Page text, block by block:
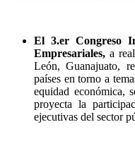
El 3.er Congreso
Empresariales, a
León, Guanajuato,
países en torno a
equidad económica,
proyecta la
ejecutivas del sector